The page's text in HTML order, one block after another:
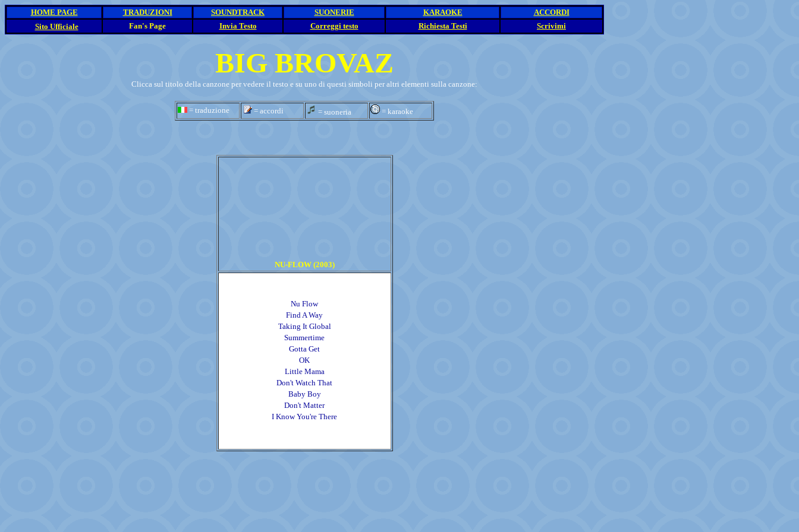
HOME PAGE TRADUZIONI SOUNDTRACK SUONERIE KARAOKE ACCORDI
Sito Ufficiale Fan's Page Invia Testo Correggi testo Richiesta Testi Scrivimi
BIG BROVAZ
Clicca sul titolo della canzone per vedere il testo e su uno di questi simboli per altri elementi sulla canzone:
= traduzione = accordi = suoneria = karaoke
NU-FLOW (2003)
Nu Flow
Find A Way
Taking It Global
Summertime
Gotta Get
OK
Little Mama
Don't Watch That
Baby Boy
Don't Matter
I Know You're There